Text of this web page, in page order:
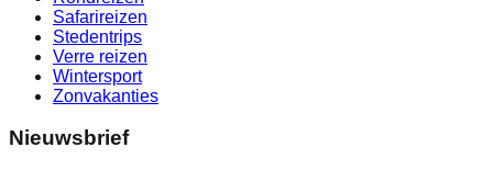
Safarireizen
Stedentrips
Verre reizen
Wintersport
Zonvakanties
Nieuwsbrief